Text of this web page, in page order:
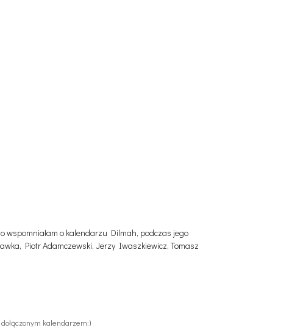
wspomniałam o kalendarzu Dilmah, podczas jego
Piotr Adamczewski, Jerzy Iwaszkiewicz, Tomasz
kalendarzem:)